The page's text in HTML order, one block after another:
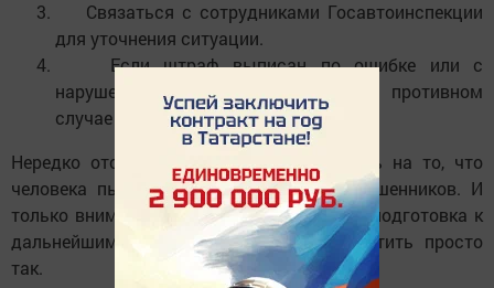
Связаться с сотрудниками Госавтоинспекции
для уточнения ситуации.
Если штраф выписан по ошибке или с
нарушениями - обжаловать его. В противном
случае - произвести оплату.
Нередко отсутствие фото - это указатель на то, что
человека пытаются сделать жертвой мошенников. И
только внимательность и своевременная подготовка к
дальнейшим операциям поможет не платить просто
так.